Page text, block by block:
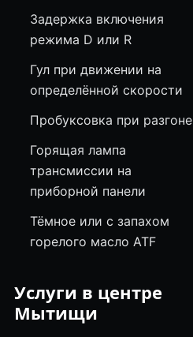
Задержка включения
режима D или R
Гул при движении на
определённой скорости
Пробуксовка при разгоне
Горящая лампа
трансмиссии на
приборной панели
Тёмное или с запахом
горелого масло ATF
Услуги в центре
Мытищи